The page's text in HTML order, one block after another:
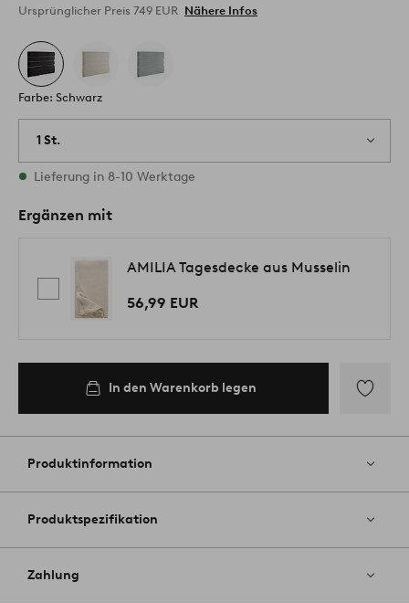
Ursprünglicher Preis 749 EUR Nähere Infos
Farbe: Schwarz
1 St.
Vorrätig
Lieferung in 8-10 Werktage
Ergänzen mit
AMILIA Tagesdecke aus Musselin
56,99 EUR
In den Warenkorb legen
Favoriten
Produktinformation
Produktspezifikation
Zahlung